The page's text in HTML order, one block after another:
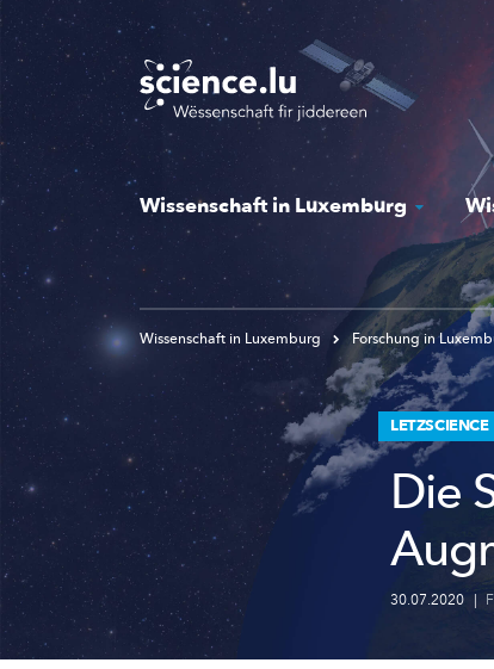
Skip
to
main
content
Wissenschaft in Luxemburg
Wissenschaft in Luxemburg Forschung in
LETZSCIENCE
Die
30.07.2020 |